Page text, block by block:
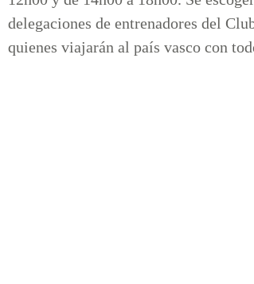
delegaciones de entrenadores del
quienes viajarán al país vasco con